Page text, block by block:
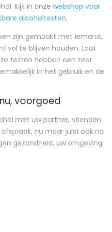
Kijk in onze webshop voor
alcoholtesten.
zijn gemaakt met iemand,
vol te blijven houden. Laat
testen hebben een zeer
in het gebruik en de
voorgoed
met uw partner, vrienden
nu maar juist ook na
gezondheid, uw omgeving